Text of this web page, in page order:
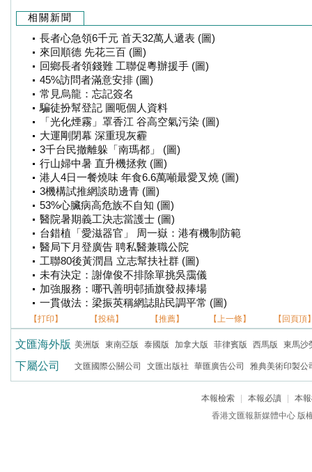
相關新聞
長者心急領6千元 首天32萬人遞表 (圖)
來回順德 先花三百 (圖)
回鄉長者領錢難 工聯促粵辦援手 (圖)
45%訪問者滿意安排 (圖)
常見烏龍：忘記簽名
騙徒扮幫登記 圖呃個人資料
「光化煙霧」罩香江 谷高空氣污染 (圖)
大運剛閉幕 深重現灰霾
3千台民撤離躲「南瑪都」 (圖)
行山婦中暑 直升機拯救 (圖)
港人4日一餐燒味 年食6.6萬噸最愛叉燒 (圖)
3機構試推網談助邊青 (圖)
53%心臟病高危族不自知 (圖)
醫院暑期義工決志當護士 (圖)
台錯植「愛滋器官」 周一嶽：港有機制防範
醫局下月登廣告 聘私醫兼職公院
工聯80後黃潤昌 立志幫扶社群 (圖)
未有決定：謝偉俊不排除單挑吳靄儀
加強服務：哪卂善明邨插旗發叔捧場
一貫做法：梁振英稱網誌貼民調平常 (圖)
【打印】 【投稿】 【推薦】 【上一條】 【回頁頂
文匯海外版 美洲版 東南亞版 泰國版 加拿大版 菲律賓版 西馬版 東馬沙
下屬公司 文匯國際公關公司 文匯出版社 華匯廣告公司 雅典美術印製公
本報檢索 本報必讀
本
香港文匯報新媒體中心 版